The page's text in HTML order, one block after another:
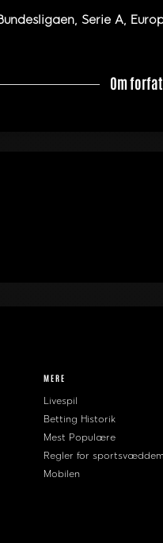
Serie A,
Om
MERE
Livespil
Betting Historik
Mest Populære
Regler for
Mobilen